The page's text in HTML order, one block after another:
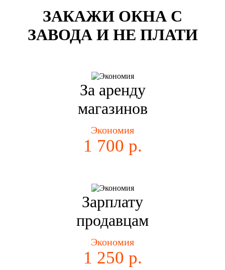
ЗАКАЖИ ОКНА С
ЗАВОДА И НЕ ПЛАТИ
За аренду
магазинов
Экономия
1 700 р.
Зарплату
продавцам
Экономия
1 250 р.